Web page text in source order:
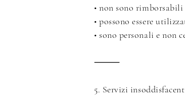
• non sono
• possono essere
• sono personali e non
⸻
5. Servizi